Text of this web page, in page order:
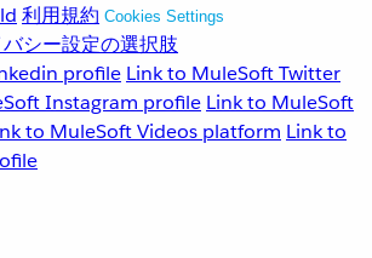
利用規約 Cookies Settings
シー設定の選択肢
profile Link to MuleSoft Twitter
Instagram profile Link to MuleSoft
to MuleSoft Videos platform Link to